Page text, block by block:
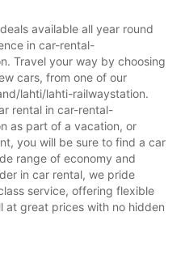
available all year round
in car-rental-
Travel your way by choosing
cars, from one of our
lahti/lahti-railwaystation.
rental in car-rental-
as part of a vacation, or
you will be sure to find a car
range of economy and
in car rental, we pride
service, offering flexible
at great prices with no hidden